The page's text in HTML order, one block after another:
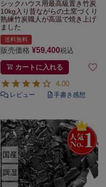
シックハウス用最高級置き竹炭
10kg入り昔ながらの土窯づくり
熟練竹炭職人が高温で焼き上げ
ました
送料無料
販売価格 ¥59,400税込
カートに入れる
4.00